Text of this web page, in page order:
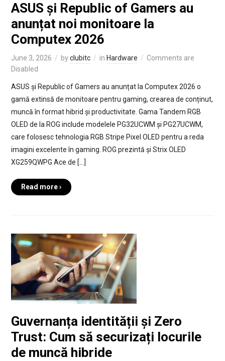
ASUS și Republic of Gamers au
anunțat noi monitoare la
Computex 2026
June 3, 2026 byclubitc in Hardware
Comments are
Disabled
ASUS și Republic of Gamers au anunțat la Computex 2026 o
gamă extinsă de monitoare pentru gaming, crearea de conținut,
muncă în format hibrid și productivitate. Gama Tandem RGB
OLED de la ROG include modelele PG32UCWM și PG27UCWM,
care folosesc tehnologia RGB Stripe Pixel OLED pentru a reda
imagini excelente în gaming. ROG prezintă și Strix OLED
XG259QWPG Ace de […]
Read more ›
Guvernanța identității și Zero
Trust: Cum să securizați locurile
de muncă hibride